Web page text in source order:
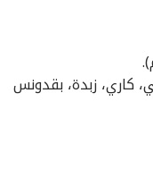
كاري، زبدة، بقدونس